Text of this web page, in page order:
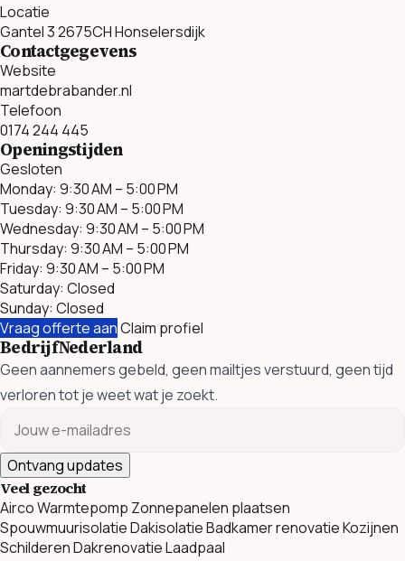
Locatie
Gantel 3 2675CH Honselersdijk
Contactgegevens
Website
martdebrabander.nl
Telefoon
0174 244 445
Openingstijden
Gesloten
Monday: 9:30 AM – 5:00 PM
Tuesday: 9:30 AM – 5:00 PM
Wednesday: 9:30 AM – 5:00 PM
Thursday: 9:30 AM – 5:00 PM
Friday: 9:30 AM – 5:00 PM
Saturday: Closed
Sunday: Closed
Vraag offerte aanClaim profiel
BedrijfNederland
Geen aannemers gebeld, geen mailtjes verstuurd, geen tijd
verloren tot je weet wat je zoekt.
Ontvang updates
Veel gezocht
AircoWarmtepomp Zonnepanelen plaatsen
SpouwmuurisolatieDakisolatieBadkamer renovatieKozijnen
SchilderenDakrenovatieLaadpaal